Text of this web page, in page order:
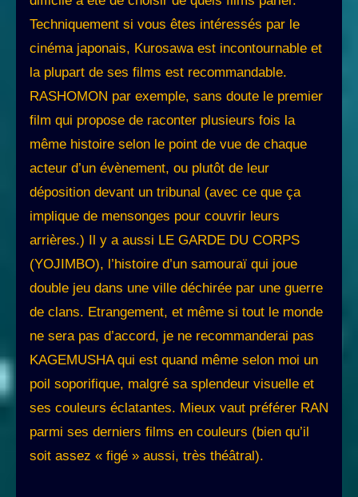
Techniquement si vous êtes intéressés par le
cinéma japonais, Kurosawa est incontournable et
la plupart de ses films est recommandable.
RASHOMON par exemple, sans doute le premier
film qui propose de raconter plusieurs fois la
même histoire selon le point de vue de chaque
acteur d’un évènement, ou plutôt de leur
déposition devant un tribunal (avec ce que ça
implique de mensonges pour couvrir leurs
arrières.) Il y a aussi LE GARDE DU CORPS
(YOJIMBO), l’histoire d’un samouraï qui joue
double jeu dans une ville déchirée par une guerre
de clans. Etrangement, et même si tout le monde
ne sera pas d’accord, je ne recommanderai pas
KAGEMUSHA qui est quand même selon moi un
poil soporifique, malgré sa splendeur visuelle et
ses couleurs éclatantes. Mieux vaut préférer RAN
parmi ses derniers films en couleurs (bien qu’il
soit assez « figé » aussi, très théâtral).